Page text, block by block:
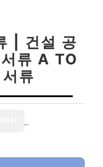
| 건설 공
류 A TO
류